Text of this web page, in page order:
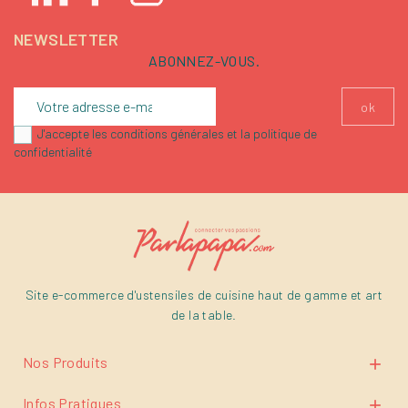
NEWSLETTER
ABONNEZ-VOUS.
J'accepte les conditions générales et la politique de
confidentialité
Site e-commerce d'ustensiles de cuisine haut de gamme et art
de la table.
Nos Produits 
Infos Pratiques